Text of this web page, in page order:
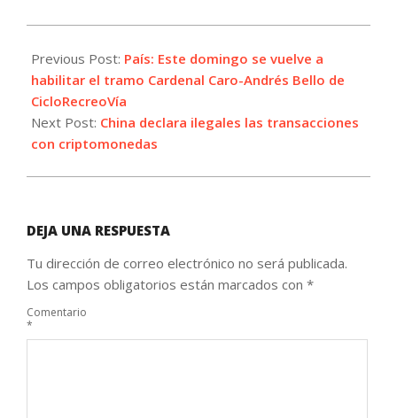
09-
24
Previous Post: País: Este domingo se vuelve a
habilitar el tramo Cardenal Caro-Andrés Bello de
CicloRecreoVía
Next Post: China declara ilegales las transacciones
con criptomonedas
DEJA UNA RESPUESTA
Tu dirección de correo electrónico no será publicada.
Los campos obligatorios están marcados con *
Comentario
*